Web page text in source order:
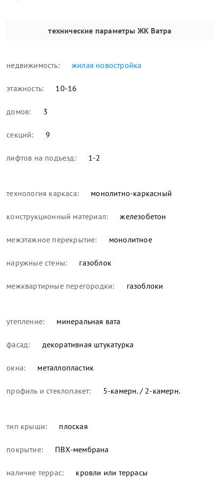
технические параметры ЖК Ватра
недвижимость: жилая новостройка
этажность: 10-16
домов: 3
секций: 9
лифтов на подъезд: 1-2
технология каркаса: монолитно-каркасный
конструкционный материал: железобетон
межэтажное перекрытие: монолитное
наружные стены: газоблок
межквартирные перегородки: газоблоки
утепление: минеральная вата
фасад: декоративная штукатурка
окна: металлопластик
профиль и стеклопакет: 5-камерн. / 2-камерн.
тип крыши: плоская
покрытие: ПВХ-мембрана
наличие террас: кровли или террасы